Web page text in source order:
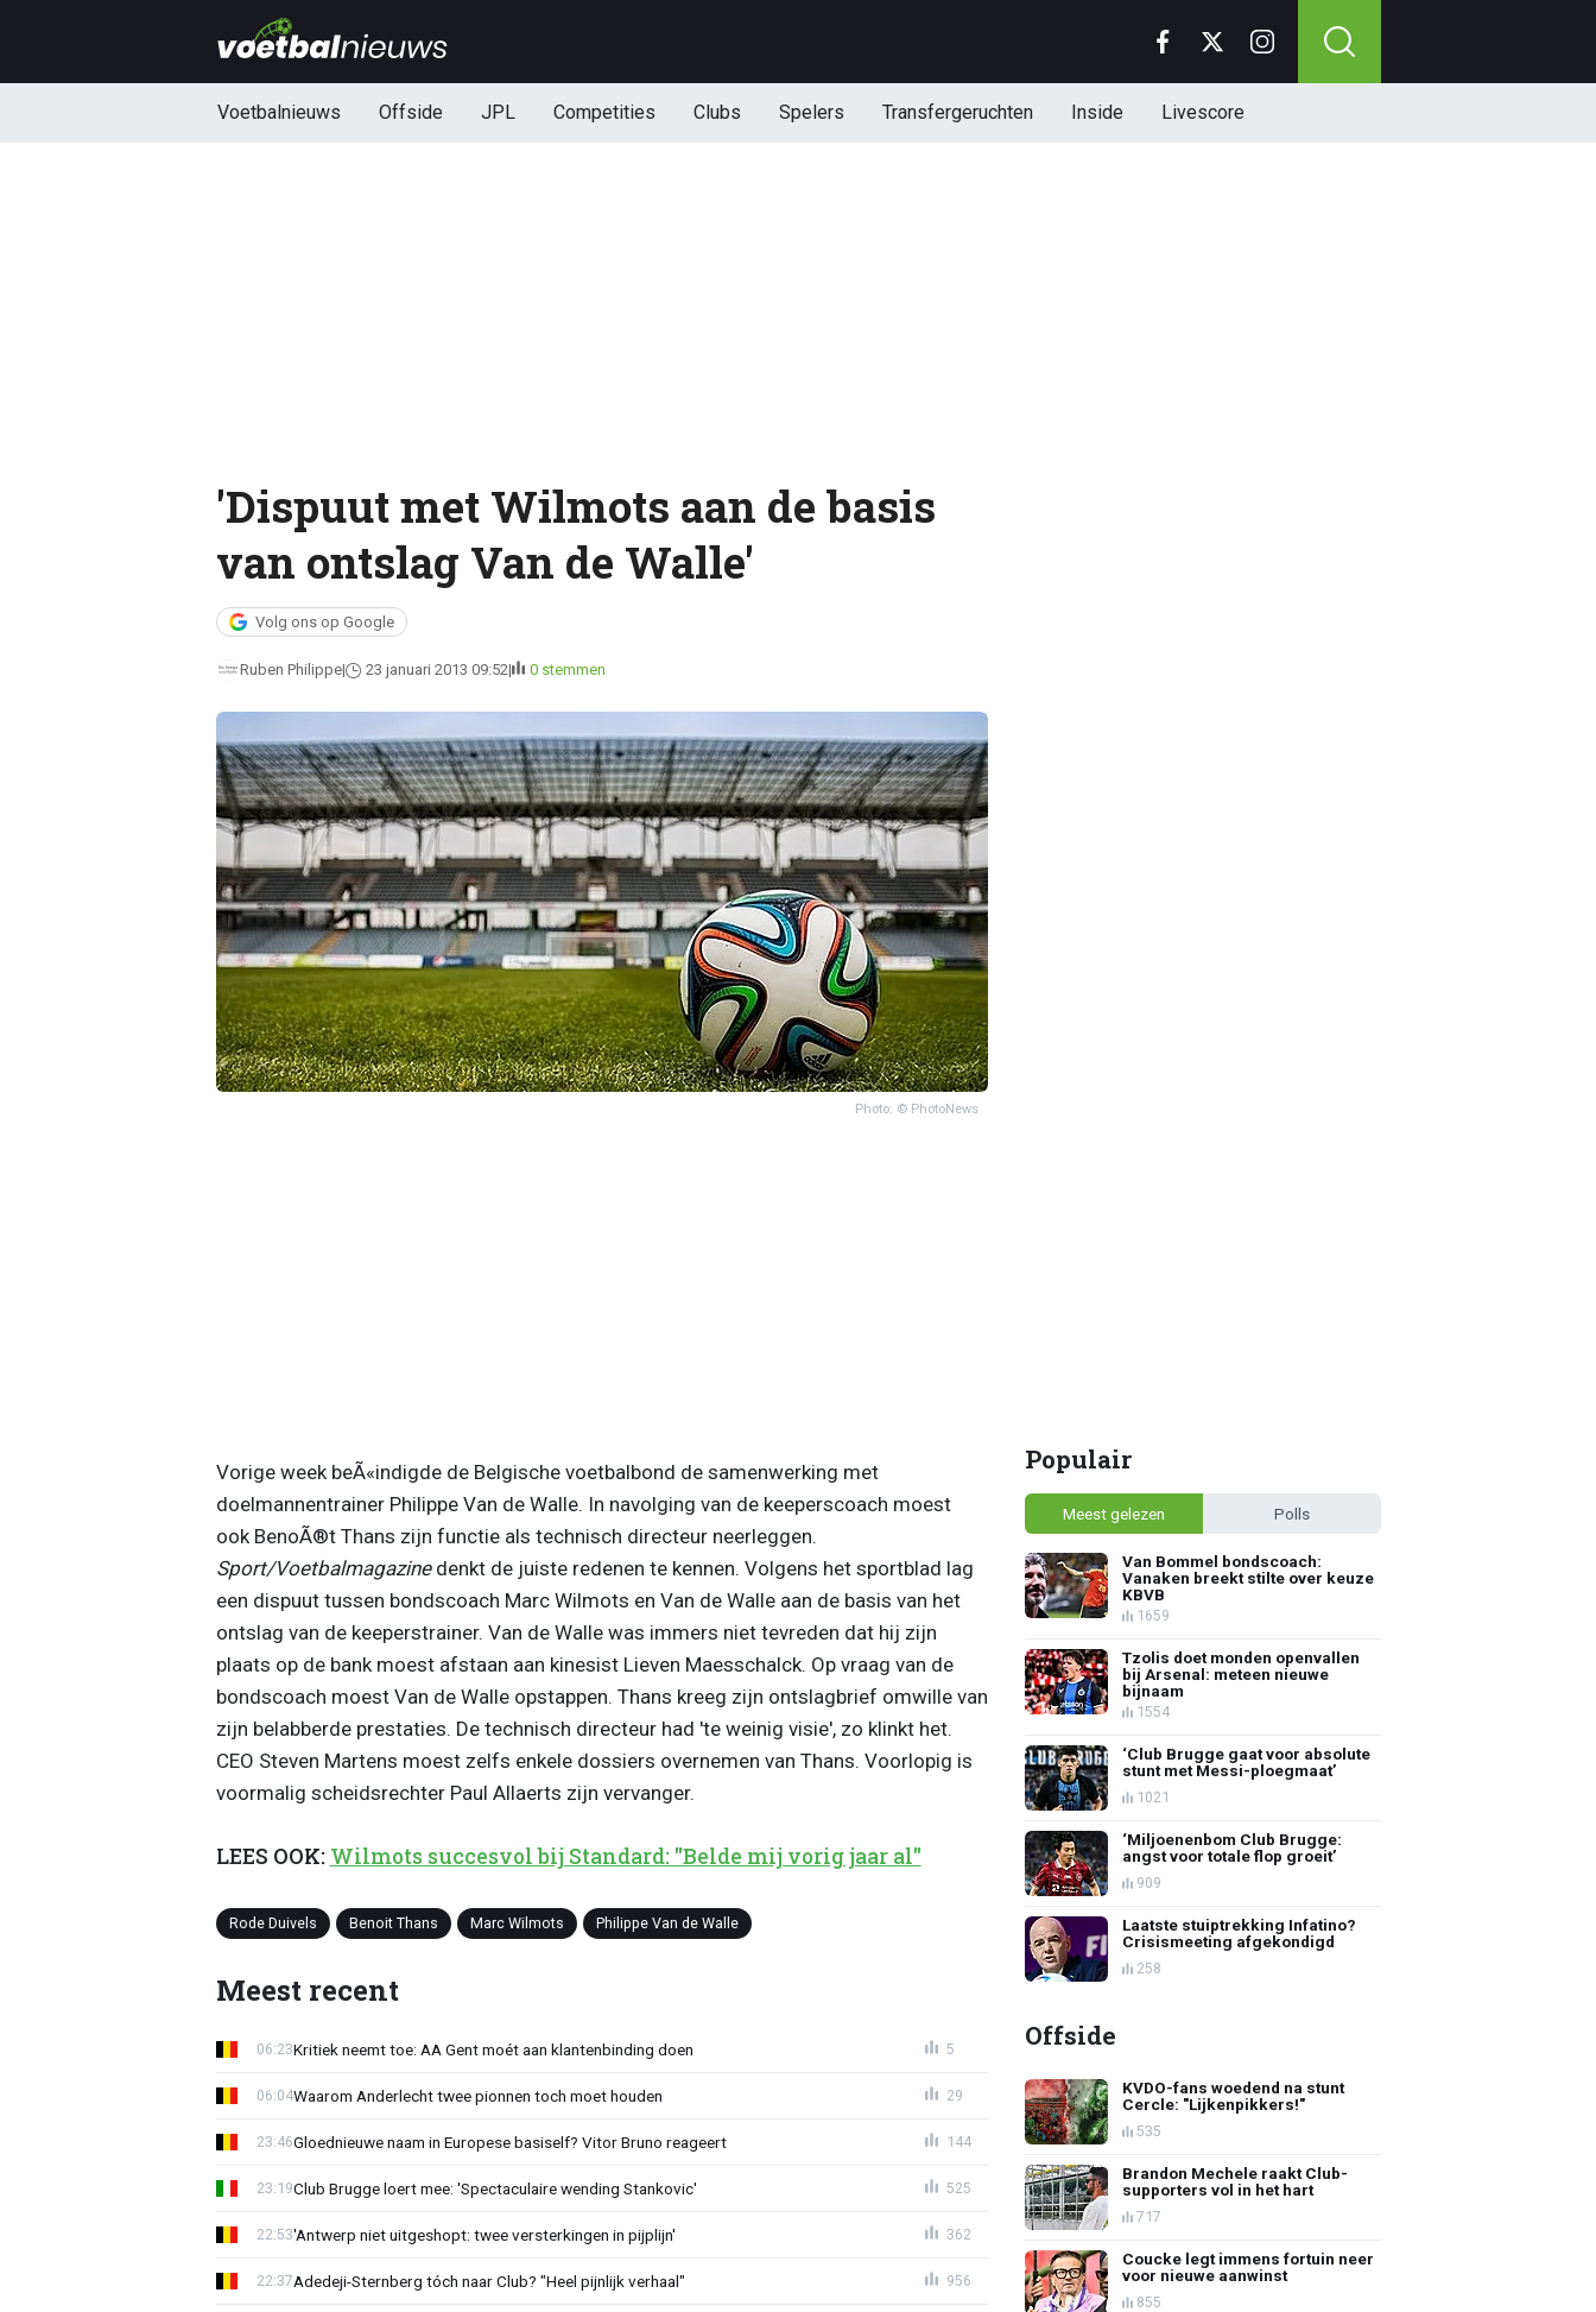
Voetbalnieuws Offside JPL Competities Clubs Spelers Transfergeruchten Inside Livescore
'Dispuut met Wilmots aan de basis
van ontslag Van de Walle'
Volg ons op Google
Ruben Philippe 23 januari 2013 09:52 0 stemmen
Photo: © PhotoNews
Vorige week beÃ«indigde de Belgische voetbalbond de samenwerking met
doelmannentrainer Philippe Van de Walle. In navolging van de keeperscoach moest
ook BenoÃ®t Thans zijn functie als technisch directeur neerleggen.
Sport/Voetbalmagazinedenkt de juiste redenen te kennen. Volgens het sportblad lag
een dispuut tussen bondscoach Marc Wilmots en Van de Walle aan de basis van het
ontslag van de keeperstrainer. Van de Walle was immers niet tevreden dat hij zijn
plaats op de bank moest afstaan aan kinesist Lieven Maesschalck. Op vraag van de
bondscoach moest Van de Walle opstappen. Thans kreeg zijn ontslagbrief omwille van
zijn belabberde prestaties. De technisch directeur had 'te weinig visie', zo klinkt het.
CEO Steven Martens moest zelfs enkele dossiers overnemen van Thans. Voorlopig is
voormalig scheidsrechter Paul Allaerts zijn vervanger.
LEES OOK: Wilmots succesvol bij Standard: "Belde mij vorig jaar al"
Rode Duivels Benoit Thans Marc Wilmots Philippe Van de Walle
Meest recent
Kritiek neemt toe: AA Gent moét aan klantenbinding doen
06:23 5
Waarom Anderlecht twee pionnen toch moet houden
06:04 29
Gloednieuwe naam in Europese basiself? Vitor Bruno reageert
23:46 144
Club Brugge loert mee: 'Spectaculaire wending Stankovic'
23:19 525
'Antwerp niet uitgeshopt: twee versterkingen in pijplijn'
22:53 362
Adedeji-Sternberg tóch naar Club? "Heel pijnlijk verhaal"
22:37 956
Populair
Meest gelezen Polls
Van Bommel bondscoach:
Vanaken breekt stilte over keuze
KBVB
1659
Tzolis doet monden openvallen
bij Arsenal: meteen nieuwe
bijnaam
1554
‘Club Brugge gaat voor absolute
stunt met Messi-ploegmaat’
1021
‘Miljoenenbom Club Brugge:
angst voor totale flop groeit’
909
Laatste stuiptrekking Infatino?
Crisismeeting afgekondigd
258
Offside
KVDO-fans woedend na stunt
Cercle: "Lijkenpikkers!"
535
Brandon Mechele raakt Club-
supporters vol in het hart
717
Coucke legt immens fortuin neer
voor nieuwe aanwinst
855